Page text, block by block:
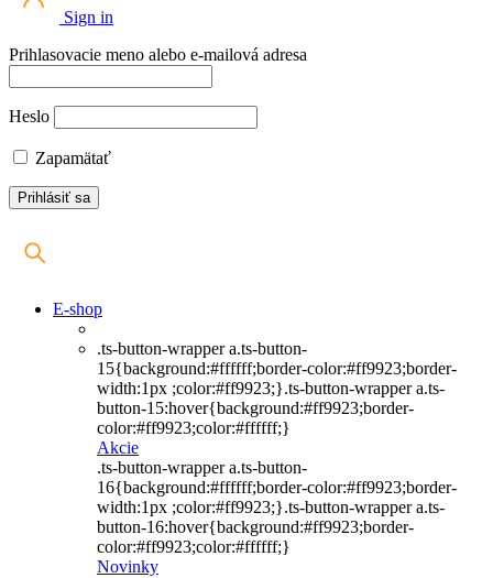
Sign in
Prihlasovacie meno alebo e-mailová adresa
Heslo
Zapamätať
E-shop
.ts-button-wrapper a.ts-button-
15{background:#ffffff;border-color:#ff9923;border-
width:1px ;color:#ff9923;}.ts-button-wrapper a.ts-
button-15:hover{background:#ff9923;border-
color:#ff9923;color:#ffffff;}
Akcie
.ts-button-wrapper a.ts-button-
16{background:#ffffff;border-color:#ff9923;border-
width:1px ;color:#ff9923;}.ts-button-wrapper a.ts-
button-16:hover{background:#ff9923;border-
color:#ff9923;color:#ffffff;}
Novinky